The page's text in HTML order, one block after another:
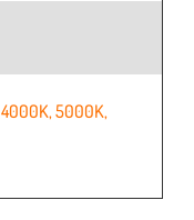
4000K,5000K,